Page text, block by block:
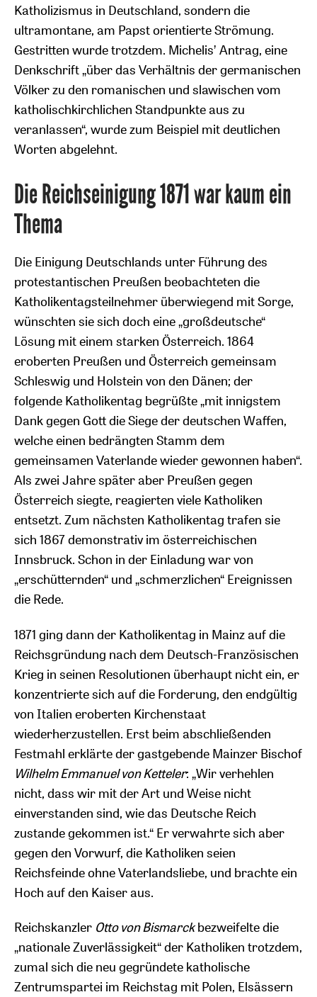
Katholizismus in Deutschland, sondern die
ultramontane, am Papst orientierte Strömung.
Gestritten wurde trotzdem. Michelis’ Antrag, eine
Denkschrift „über das Verhältnis der germanischen
Völker zu den romanischen und slawischen vom
katholischkirchlichen Standpunkte aus zu
veranlassen“, wurde zum Beispiel mit deutlichen
Worten abgelehnt.
Die Reichseinigung 1871 war kaum ein
Thema
Die Einigung Deutschlands unter Führung des
protestantischen Preußen beobachteten die
Katholikentagsteilnehmer überwiegend mit Sorge,
wünschten sie sich doch eine „großdeutsche“
Lösung mit einem starken Österreich. 1864
eroberten Preußen und Österreich gemeinsam
Schleswig und Holstein von den Dänen; der
folgende Katholikentag begrüßte „mit innigstem
Dank gegen Gott die Siege der deutschen Waffen,
welche einen bedrängten Stamm dem
gemeinsamen Vaterlande wieder gewonnen haben“.
Als zwei Jahre später aber Preußen gegen
Österreich siegte, reagierten viele Katholiken
entsetzt. Zum nächsten Katholikentag trafen sie
sich 1867 demonstrativ im österreichischen
Innsbruck. Schon in der Einladung war von
„erschütternden“ und „schmerzlichen“ Ereignissen
die Rede.
1871 ging dann der Katholikentag in Mainz auf die
Reichsgründung nach dem Deutsch-Französischen
Krieg in seinen Resolutionen überhaupt nicht ein, er
konzentrierte sich auf die Forderung, den endgültig
von Italien eroberten Kirchenstaat
wiederherzustellen. Erst beim abschließenden
Festmahl erklärte der gastgebende Mainzer Bischof
Wilhelm Emmanuel von Ketteler: „Wir verhehlen
nicht, dass wir mit der Art und Weise nicht
einverstanden sind, wie das Deutsche Reich
zustande gekommen ist.“ Er verwahrte sich aber
gegen den Vorwurf, die Katholiken seien
Reichsfeinde ohne Vaterlandsliebe, und brachte ein
Hoch auf den Kaiser aus.
Reichskanzler Otto von Bismarckbezweifelte die
„nationale Zuverlässigkeit“ der Katholiken trotzdem,
zumal sich die neu gegründete katholische
Zentrumspartei im Reichstag mit Polen, Elsässern